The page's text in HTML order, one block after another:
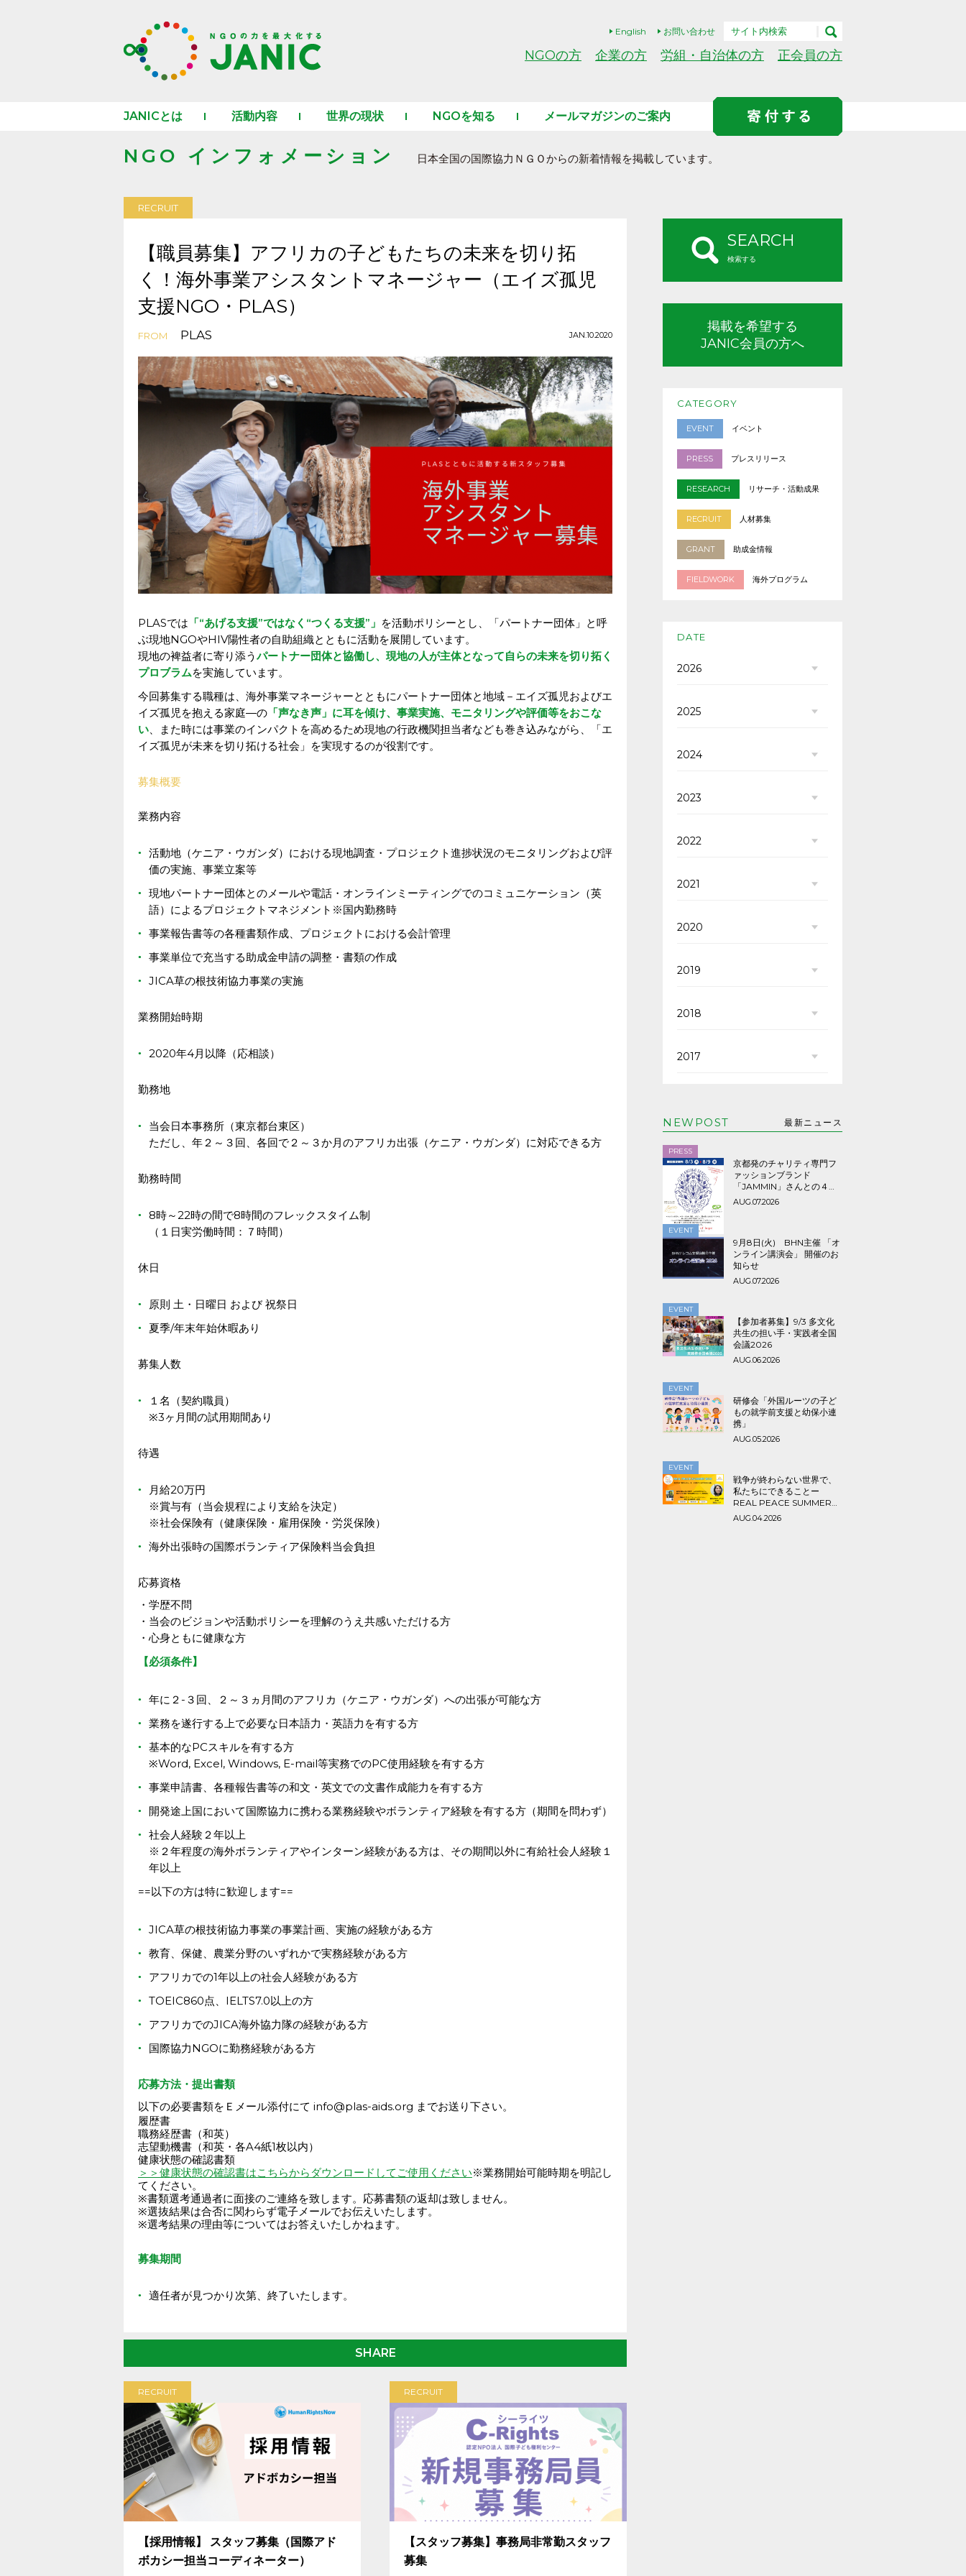
English お問い合わせ
NGOの方 企業の方 労組・自治体の方 正会員の方
JANICとは 活動内容 世界の現状 NGOを知る メールマガジンのご案内
NGO インフォメーション 日本全国の国際協力ＮＧＯからの新着情報を掲載しています。
RECRUIT
【職員募集】アフリカの子どもたちの未来を切り拓
く！海外事業アシスタントマネージャー（エイズ孤児
支援NGO・PLAS）
FROM PLAS JAN.10.2020
PLASでは 「“あげる支援”ではなく“つくる支援”」 を活動ポリシーとし、「パートナー団体」と呼
ぶ現地NGOやHIV陽性者の自助組織とともに活動を展開しています。
現地の裨益者に寄り添うパートナー団体と協働し、現地の人が主体となって自らの未来を切り拓く
プロブラムを実施しています。
今回募集する職種は、海外事業マネージャーとともにパートナー団体と地域－エイズ孤児およびエ
イズ孤児を抱える家庭―の 「声なき声」に耳を傾け、事業実施、モニタリングや評価等をおこな
い、また時には事業のインパクトを高めるため現地の行政機関担当者なども巻き込みながら、「エ
イズ孤児が未来を切り拓ける社会」を実現するのが役割です。
募集概要
業務内容
活動地（ケニア・ウガンダ）における現地調査・プロジェクト進捗状況のモニタリングおよび評
価の実施、事業立案等
現地パートナー団体とのメールや電話・オンラインミーティングでのコミュニケーション（英
語）によるプロジェクトマネジメント※国内勤務時
事業報告書等の各種書類作成、プロジェクトにおける会計管理
事業単位で充当する助成金申請の調整・書類の作成
JICA草の根技術協力事業の実施
業務開始時期
2020年4月以降（応相談）
勤務地
当会日本事務所（東京都台東区）
ただし、年２～３回、各回で２～３か月のアフリカ出張（ケニア・ウガンダ）に対応できる方
勤務時間
8時～22時の間で8時間のフレックスタイム制
（１日実労働時間：７時間）
休日
原則 土・日曜日 および 祝祭日
夏季/年末年始休暇あり
募集人数
１名（契約職員）
※3ヶ月間の試用期間あり
待遇
月給20万円
※賞与有（当会規程により支給を決定）
※社会保険有（健康保険・雇用保険・労災保険）
海外出張時の国際ボランティア保険料当会負担
応募資格
・学歴不問
・当会のビジョンや活動ポリシーを理解のうえ共感いただける方
・心身ともに健康な方
【必須条件】
年に２-３回、２～３ヵ月間のアフリカ（ケニア・ウガンダ）への出張が可能な方
業務を遂行する上で必要な日本語力・英語力を有する方
基本的なPCスキルを有する方
※Word, Excel, Windows, E-mail等実務でのPC使用経験を有する方
事業申請書、各種報告書等の和文・英文での文書作成能力を有する方
開発途上国において国際協力に携わる業務経験やボランティア経験を有する方（期間を問わず）
社会人経験２年以上
※２年程度の海外ボランティアやインターン経験がある方は、その期間以外に有給社会人経験１
年以上
==以下の方は特に歓迎します==
JICA草の根技術協力事業の事業計画、実施の経験がある方
教育、保健、農業分野のいずれかで実務経験がある方
アフリカでの1年以上の社会人経験がある方
TOEIC860点、IELTS7.0以上の方
アフリカでのJICA海外協力隊の経験がある方
国際協力NGOに勤務経験がある方
応募方法・提出書類
以下の必要書類をＥメール添付にて info@plas-aids.org までお送り下さい。
履歴書
職務経歴書（和英）
志望動機書（和英・各A4紙1枚以内）
健康状態の確認書類
＞＞健康状態の確認書はこちらからダウンロードしてご使用 ください※業務開始可能時期を明記し
てください。
※書類選考通過者に面接のご連絡を致します。応募書類の返却は致しません。
※選抜結果は合否に関わらず電子メールでお伝えいたします。
※選考結果の理由等についてはお答えいたしかねます。
募集期間
適任者が見つかり次第、終了いたします。
SHARE
RECRUIT
【採用情報】 スタッフ募集（国際アド
ボカシー担当コーディネーター）
RECRUIT
【スタッフ募集】事務局非常勤スタッフ
募集
SEARCH
検索する
掲載を希望する
JANIC会員の方へ
CATEGORY
EVENT イベント
PRESS プレスリリース
RESEARCH リサーチ・活動成果
RECRUIT 人材募集
GRANT 助成金情報
FIELDWORK 海外プログラム
DATE
2026
2025
2024
2023
2022
2021
2020
2019
2018
2017
NEWPOST 最新ニュース
PRESS
京都発のチャリティ専門フ
ァッションブランド
「JAMMIN」さんとの４年
ぶり３回目のコラボTシャツ
AUG.07.2026
EVENT
9月8日(火) BHN主催 「オ
ンライン講演会」 開催のお
知らせ
AUG.07.2026
EVENT
【参加者募集】9/3 多文化
共生の担い手・実践者全国
会議2026
AUG.06.2026
EVENT
研修会「外国ルーツの子ど
もの就学前支援と幼保小連
携」
AUG.05.2026
EVENT
戦争が終わらない世界で、
私たちにできることー
REAL PEACE SUMMER
2026
AUG.04.2026